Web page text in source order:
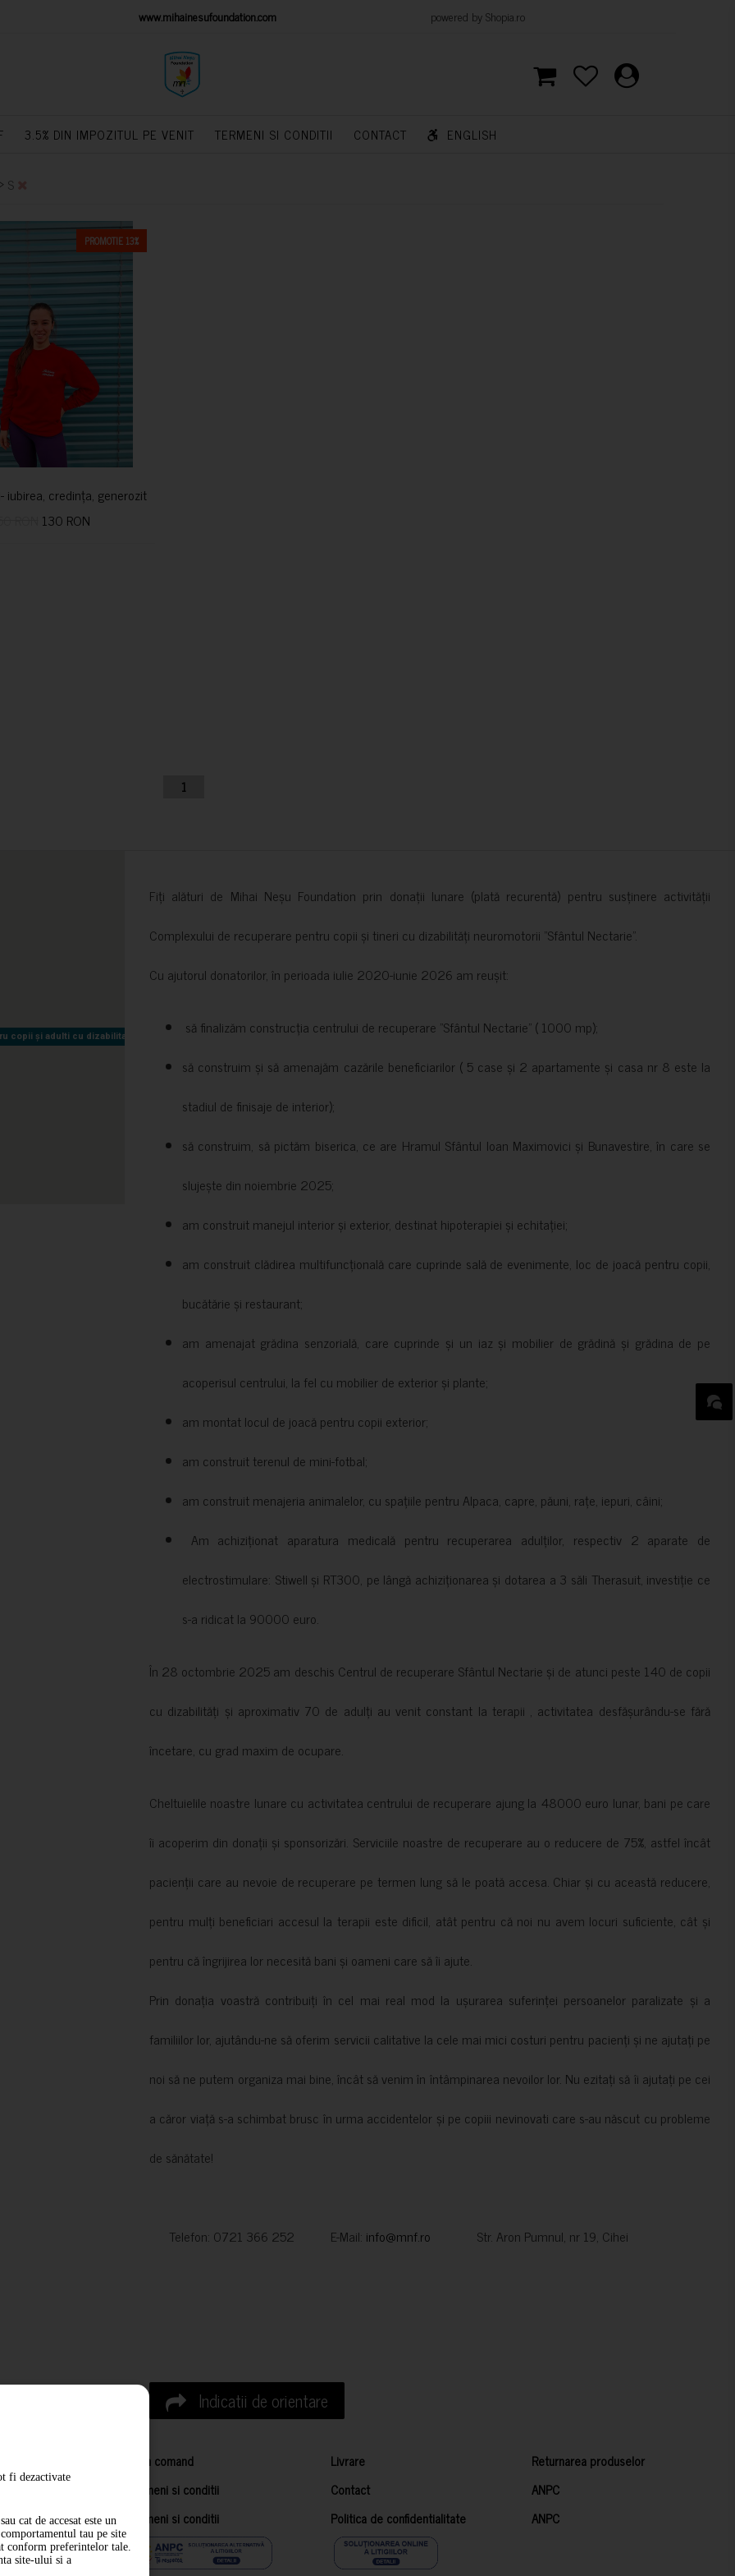
PLATFORM www.mihainesufoundation.com powered by Shopia.ro
3.5% DIN IMPOZITUL PE VENIT TERMENI SI CONDITII CONTACT ENGLISH
S
PROMOTIE 13%
iubirea, credința, generozitatea vindecă
130 RON
CUMPARA
1
copii și adulti cu dizabilitati neuromotorii Sfântul Nectarie
copii și adulti cu dizabilitati neuromotorii Sfântul Nectarie
Fiți alături de Mihai Neșu Foundation prin donații lunare (plată recurentă) pentru susținere activității
Complexului de recuperare pentru copii și tineri cu dizabilități neuromotorii ”Sfântul Nectarie”.
Cu ajutorul donatorilor, în perioada iulie 2020-iunie 2026 am reușit:
să finalizăm construcția centrului de recuperare ”Sfântul Nectarie” ( 1000 mp);
să construim și să amenajăm cazările beneficiarilor ( 5 case și 2 apartamente și casa nr 8 este la
stadiul de finisaje de interior);
să construim, să pictăm biserica, ce are Hramul Sfântul Ioan Maximovici și Bunavestire, în care se
slujește din noiembrie 2025;
am construit manejul interior și exterior, destinat hipoterapiei și echitației;
am construit clădirea multifuncțională care cuprinde sală de evenimente, loc de joacă pentru copii,
bucătărie și restaurant;
am amenajat grădina senzorială, care cuprinde și un iaz și mobilier de grădină și grădina de pe
acoperisul centrului, la fel cu mobilier de exterior și plante;
am montat locul de joacă pentru copii exterior;
am construit terenul de mini-fotbal;
am construit menajeria animalelor, cu spațiile pentru Alpaca, capre, păuni, rațe, iepuri, câini;
Am achiziționat aparatura medicală pentru recuperarea adulților, respectiv 2 aparate de
electrostimulare: Stiwell și RT300, pe lângă achiziționarea și dotarea a 3 săli Therasuit, investiție ce
s-a ridicat la 90000 euro.
În 28 octombrie 2025 am deschis Centrul de recuperare Sfântul Nectarie și de atunci peste 140 de copii
cu dizabilități și aproximativ 70 de adulți au venit constant la terapii , activitatea desfășurându-se fără
încetare, cu grad maxim de ocupare.
Cheltuielile noastre lunare cu activitatea centrului de recuperare ajung la 48000 euro lunar, bani pe care
îi acoperim din donații și sponsorizări. Serviciile noastre de recuperare au o reducere de 75%, astfel încât
pacienții care au nevoie de recuperare pe termen lung să le poată accesa. Chiar și cu această reducere,
pentru mulți beneficiari accesul la terapii este dificil, atât pentru că noi nu avem locuri suficiente, cât și
pentru că îngrijirea lor necesită bani și oameni care să îi ajute.
Prin donația voastră contribuiți în cel mai real mod la ușurarea suferinței persoanelor paralizate și a
familiilor lor, ajutându-ne să oferim servicii calitative la cele mai mici costuri pentru pacienți și ne ajutați pe
noi să ne putem organiza mai bine, încât să venim în întâmpinarea nevoilor lor. Nu ezitați să îi ajutați pe cei
a căror viață s-a schimbat brusc în urma accidentelor și pe copiii nevinovati care s-au născut cu probleme
de sănătate!
Telefon: 0721 366 252 E-Mail: info@mnf.ro Str. Aron Pumnul, nr 19, Cihei
Indicatii de orientare
Cum comand Livrare
Returnarea produselor
Termeni si conditii
Contact
ANPC
Termeni si conditii
Politica de confidentialitate ANPC
fi dezactivate
cat de accesat este un
tau pe site
conform preferintelor tale.
site-ului si a